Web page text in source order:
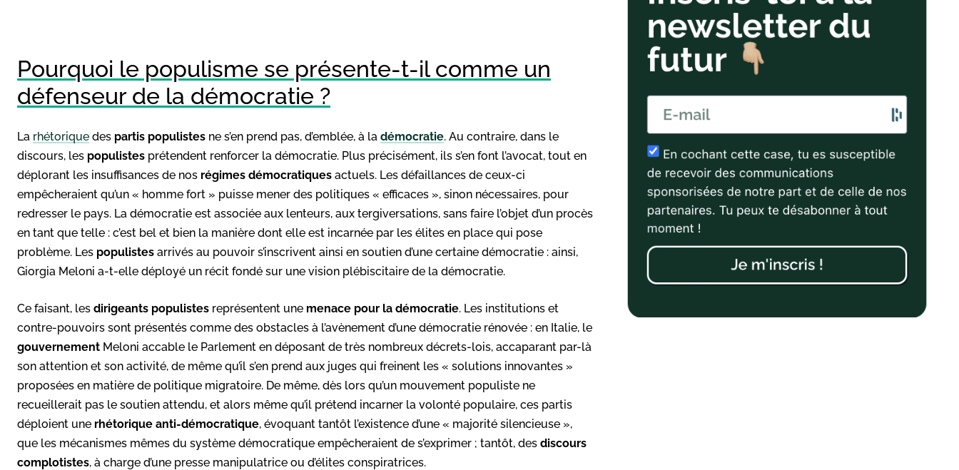
Pourquoi le populisme se présente-t-il comme un
défenseur de la démocratie ?
La rhétorique des partis populistes ne s’en prend pas, d’emblée, à la démocratie. Au contraire, dans le
discours, les populistes prétendent renforcer la démocratie. Plus précisément, ils s’en font l’avocat, tout en
déplorant les insuffisances de nos régimes démocratiques actuels. Les défaillances de ceux-ci
empêcheraient qu’un « homme fort » puisse mener des politiques « efficaces », sinon nécessaires, pour
redresser le pays. La démocratie est associée aux lenteurs, aux tergiversations, sans faire l’objet d’un procès
en tant que telle : c’est bel et bien la manière dont elle est incarnée par les élites en place qui pose
problème. Les populistes arrivés au pouvoir s’inscrivent ainsi en soutien d’une certaine démocratie : ainsi,
Giorgia Meloni a-t-elle déployé un récit fondé sur une vision plébiscitaire de la démocratie.
Ce faisant, les dirigeants populistes représentent une menace pour la démocratie. Les institutions et
contre-pouvoirs sont présentés comme des obstacles à l’avènement d’une démocratie rénovée : en Italie, le
gouvernement Meloni accable le Parlement en déposant de très nombreux décrets-lois, accaparant par-là
son attention et son activité, de même qu’il s’en prend aux juges qui freinent les « solutions innovantes »
proposées en matière de politique migratoire. De même, dès lors qu’un mouvement populiste ne
recueillerait pas le soutien attendu, et alors même qu’il prétend incarner la volonté populaire, ces partis
déploient une rhétorique anti-démocratique, évoquant tantôt l’existence d’une « majorité silencieuse »,
que les mécanismes mêmes du système démocratique empêcheraient de s’exprimer ; tantôt, des discours
complotistes, à charge d’une presse manipulatrice ou d’élites conspiratrices.